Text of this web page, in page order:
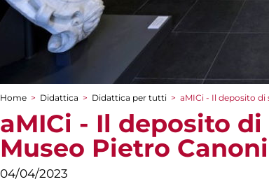
Tu sei qui
Home > Didattica > Didattica per tutti > aMICi - Il deposito di
aMICi - Il deposito
Museo Pietro
04/04/2023